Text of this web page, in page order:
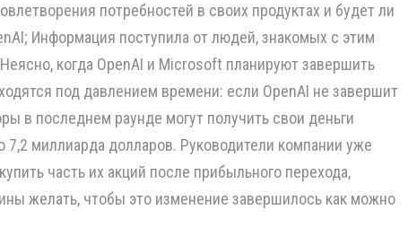
потребностей в своих продуктах и ​​будет ли
Информация поступила от людей, знакомых с этим
когда OpenAI и Microsoft планируют завершить
под давлением времени: если OpenAI не завершит
в последнем раунде могут получить свои деньги
миллиарда долларов. Руководители компании уже
часть их акций после прибыльного перехода,
желать, чтобы это изменение завершилось как можно